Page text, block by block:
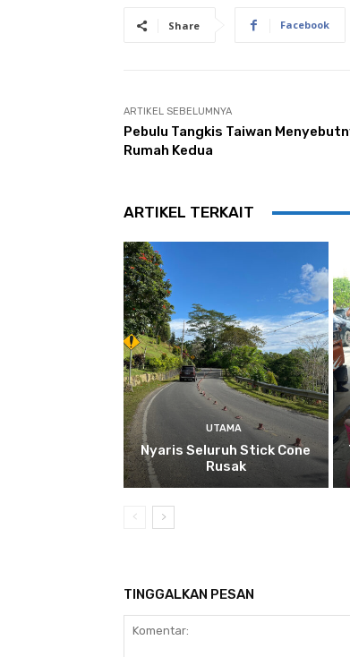
Share Facebook
ARTIKEL SEBELUMNYA
Pebulu Tangkis Taiwan
Rumah Kedua
ARTIKEL TERKAIT
UTAMA
Nyaris Seluruh Stick Cone
Rusak
TINGGALKAN PESAN